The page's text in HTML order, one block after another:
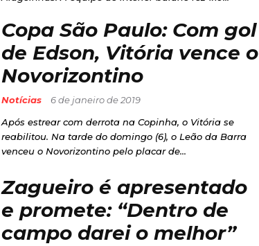
Copa São Paulo: Com gol
de Edson, Vitória vence o
Novorizontino
Notícias
6 de janeiro de 2019
Após estrear com derrota na Copinha, o Vitória se
reabilitou. Na tarde do domingo (6), o Leão da Barra
venceu o Novorizontino pelo placar de...
Zagueiro é apresentado
e promete: “Dentro de
campo darei o melhor”